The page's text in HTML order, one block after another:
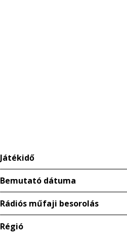
Játékidő
Bemutató dátuma
Rádiós műfaji besorolás
Régió